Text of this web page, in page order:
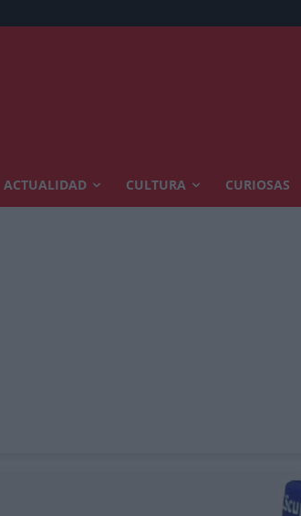
ACTUALIDAD CULTURA CURIOSAS